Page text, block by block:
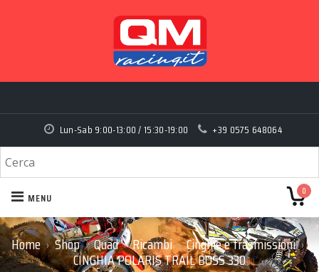
Lun-Sab 9:00-13:00 / 15:30-19:00 +39 0575 648064
0
MENU
Home › Shop › Quad › Ricambi › Cinghie e trasmissioni ›
CINGHIA POLARIS TRAIL BOSS 330